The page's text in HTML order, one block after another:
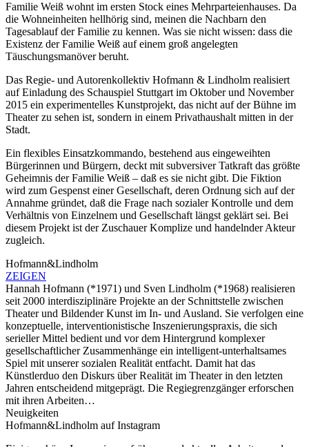
Familie Weiß wohnt im ersten Stock eines Mehrparteienhauses. Da
die Wohneinheiten hellhörig sind, meinen die Nachbarn den
Tagesablauf der Familie zu kennen. Was sie nicht wissen: dass die
Existenz der Familie Weiß auf einem groß angelegten
Täuschungsmanöver beruht.
Das Regie- und Autorenkollektiv Hofmann & Lindholm realisiert
auf Einladung des Schauspiel Stuttgart im Oktober und November
2015 ein experimentelles Kunstprojekt, das nicht auf der Bühne im
Theater zu sehen ist, sondern in einem Privathaushalt mitten in der
Stadt.
Ein flexibles Einsatzkommando, bestehend aus eingeweihten
Bürgerinnen und Bürgern, deckt mit subversiver Tatkraft das größte
Geheimnis der Familie Weiß – daß es sie nicht gibt. Die Fiktion
wird zum Gespenst einer Gesellschaft, deren Ordnung sich auf der
Annahme gründet, daß die Frage nach sozialer Kontrolle und dem
Verhältnis von Einzelnem und Gesellschaft längst geklärt sei. Bei
diesem Projekt ist der Zuschauer Komplize und handelnder Akteur
zugleich.
Hofmann&Lindholm
ZEIGEN
Hannah Hofmann (*1971) und Sven Lindholm (*1968) realisieren
seit 2000 interdisziplinäre Projekte an der Schnittstelle zwischen
Theater und Bildender Kunst im In- und Ausland. Sie verfolgen eine
konzeptuelle, interventionistische Inszenierungspraxis, die sich
serieller Mittel bedient und vor dem Hintergrund komplexer
gesellschaftlicher Zusammenhänge ein intelligent-unterhaltsames
Spiel mit unserer sozialen Realität entfacht. Damit hat das
Künstlerduo den Diskurs über Realität im Theater in den letzten
Jahren entscheidend mitgeprägt. Die Regiegrenzgänger erforschen
mit ihren Arbeiten…
Neuigkeiten
Hofmann&Lindholm auf Instagram